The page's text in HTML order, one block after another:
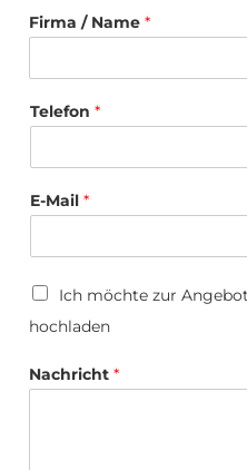
Firma / Name *
Telefon *
E-Mail *
U
l
a
d
Ich möchte zur
hochladen
p
Nachricht *